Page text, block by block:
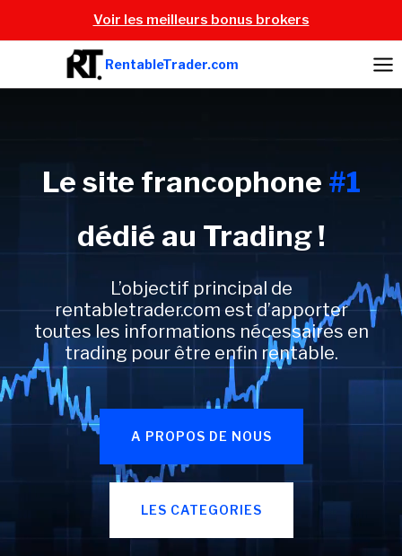
Voir les meilleurs bonus brokers
RentableTrader.com
Le site francophone #1
dédié au Trading !
L’objectif principal de
rentabletrader.com est d’apporter
toutes les informations nécessaires en
trading pour être enfin rentable.
A PROPOS DE NOUS
LES CATEGORIES